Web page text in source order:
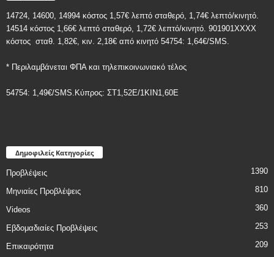
14724, 14600, 14994 κόστος 1,57€ λεπτό σταθερό, 1,74€ λεπτό/κινητό.
14514 κόστος 1,66€ λεπτό σταθερό, 1,72€ λεπτό/κινητό. 901901ΧΧΧΧ
κόστος σταθ. 1,82€, κιν. 2,18€ από κινητό 54754: 1,64€/SMS.
* Περιλαμβάνεται ΦΠΑ και τηλεπικοινωνιακό τέλος
54754: 1,49€/SMS.Κύπρος: ΣT1,52E/1KIN1,60E
Δημοφιλείς Κατηγορίες
Προβλέψεις 1390
Μηνιαίες Προβλέψεις 810
Videos 360
Εβδομαδιαίες Προβλέψεις 253
Επικαιρότητα 209